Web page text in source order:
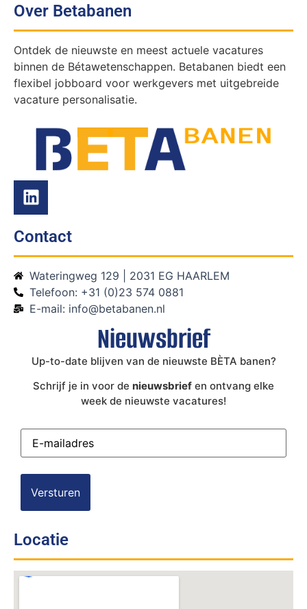
Over Betabanen
Ontdek de nieuwste en meest actuele vacatures
binnen de Bétawetenschappen. Betabanen biedt een
flexibel jobboard voor werkgevers met uitgebreide
vacature personalisatie.
Contact
Wateringweg 129 | 2031 EG HAARLEM
Telefoon: +31 (0)23 574 0881
E-mail: info@betabanen.nl
Nieuwsbrief
Up-to-date blijven van de nieuwste BÈTA banen?
Schrijf je in voor de nieuwsbrief en ontvang elke
week de nieuwste vacatures!
E-
mailadres(Vereist)
Locatie